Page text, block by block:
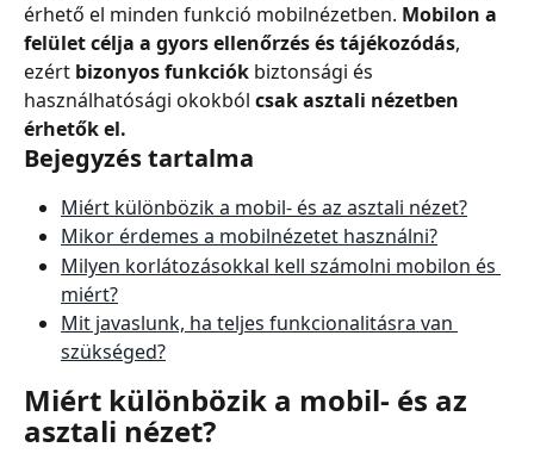
érhető el minden funkció mobilnézetben. Mobilon a
felület célja a gyors ellenőrzés és tájékozódás,
ezért bizonyos funkciók biztonsági és
használhatósági okokból csak asztali nézetben
érhetők el.
Bejegyzés tartalma
Miért különbözik a mobil- és az asztali nézet?
Mikor érdemes a mobilnézetet használni?
Milyen korlátozásokkal kell számolni mobilon és
miért?
Mit javaslunk, ha teljes funkcionalitásra van
szükséged?
Miért különbözik a mobil- és az
asztali nézet?